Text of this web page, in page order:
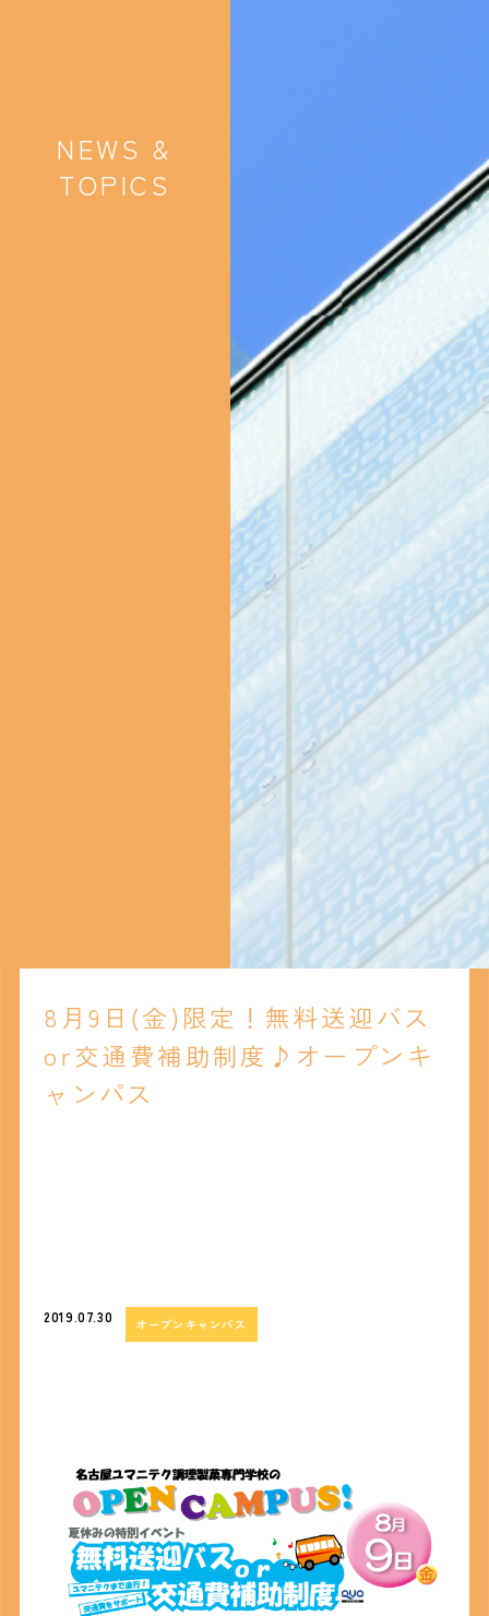
NEWS &
TOPICS
8月9日(金)限定！無料送迎バス
or交通費補助制度♪オープンキ
ャンパス
2019.07.30 オープンキャンパス